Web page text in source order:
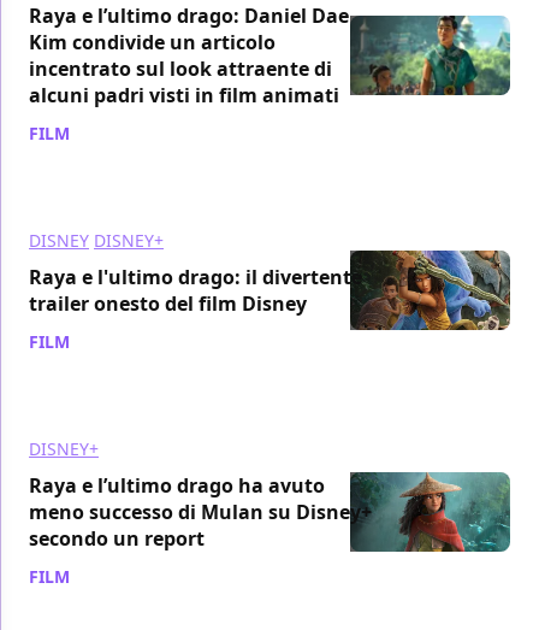
Raya e l’ultimo drago: Daniel Dae
Kim condivide un articolo
incentrato sul look attraente di
alcuni padri visti in film animati
FILM
DISNEY DISNEY+
Raya e l'ultimo drago: il divertente
trailer onesto del film Disney
FILM
DISNEY+
Raya e l’ultimo drago ha avuto
meno successo di Mulan su Disney+
secondo un report
FILM